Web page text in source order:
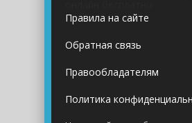
Правила на сайте
Обратная связь
Правообладателям
Политика